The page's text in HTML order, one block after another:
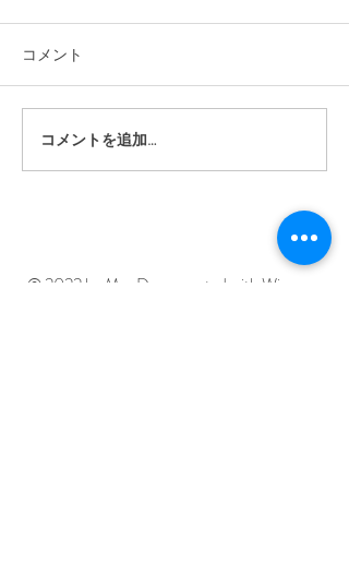
コメント
コメントを追加…
© 2022 by Mar Deco created with Wix.com